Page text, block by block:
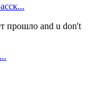
прошло and u don't